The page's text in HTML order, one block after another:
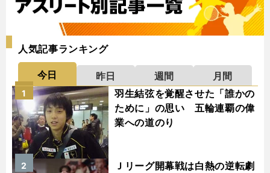
人気記事ランキング
今日 昨日 週間
月間
羽生結弦を覚醒させた「誰かの
ために」の思い 五輪連覇の偉
業への道のり
1
Ｊリーグ開幕戦は白熱の逆転劇
2